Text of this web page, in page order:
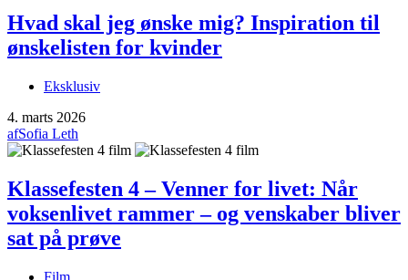
Hvad skal jeg ønske mig? Inspiration til
ønskelisten for kvinder
Eksklusiv
4. marts 2026
afSofia Leth
Klassefesten 4 – Venner for livet: Når
voksenlivet rammer – og venskaber bliver
sat på prøve
Film